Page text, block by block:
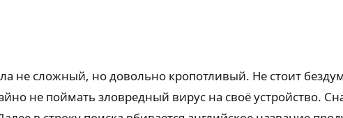
не сложный, но довольно кропотливый. Не стоит
не поймать зловредный вирус на своё устройство.